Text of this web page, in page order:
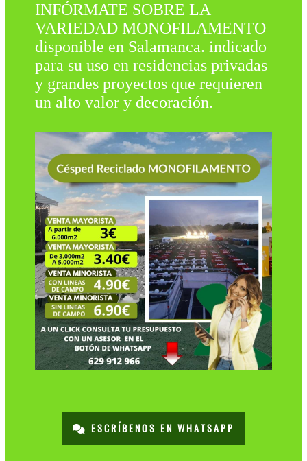
INFÓRMATE SOBRE LA
VARIEDAD MONOFILAMENTO
disponible en Salamanca. indicado
para su uso en residencias privadas
y grandes proyectos que requieren
un alto valor y decoración.
ESCRÍBENOS EN WHATSAPP